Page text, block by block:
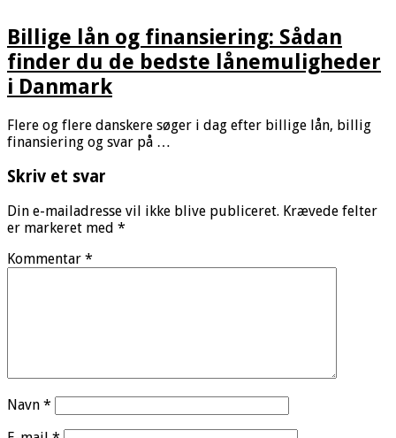
Billige lån og finansiering: Sådan
finder du de bedste lånemuligheder
i Danmark
Flere og flere danskere søger i dag efter billige lån, billig
finansiering og svar på …
Skriv et svar
Din e-mailadresse vil ikke blive publiceret. Krævede felter
er markeret med *
Kommentar *
Navn *